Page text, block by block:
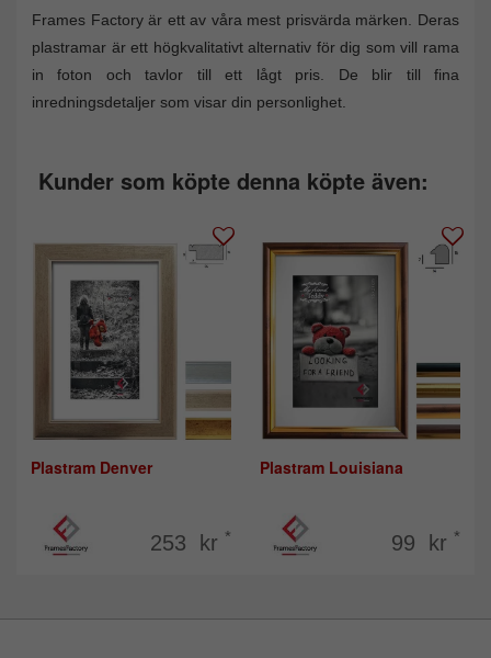
Frames Factory är ett av våra mest prisvärda märken. Deras
plastramar är ett högkvalitativt alternativ för dig som vill rama
in foton och tavlor till ett lågt pris. De blir till fina
inredningsdetaljer som visar din personlighet.
Kunder som köpte denna köpte även:
Plastram Denver
253 kr *
Plastram Louisiana
99 kr *